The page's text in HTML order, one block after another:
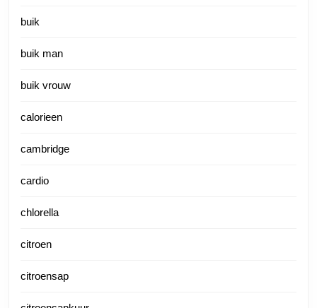
buik
buik man
buik vrouw
calorieen
cambridge
cardio
chlorella
citroen
citroensap